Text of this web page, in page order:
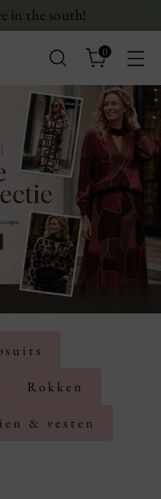
in the south!
0
Rokken
& vesten